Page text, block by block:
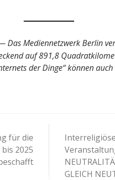
Das Mediennetzwerk Berlin
auf 891,8
der Dinge“ können
für die
2025
Interreligiöse
GLEICH